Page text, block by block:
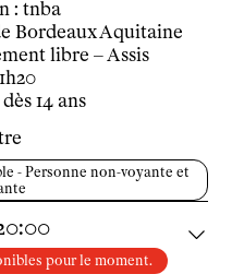
: tnba
Bordeaux Aquitaine
libre – Assis
1h20
14 ans
- Personne non-voyante et
pour le moment.
gratuits
et pass
tnba